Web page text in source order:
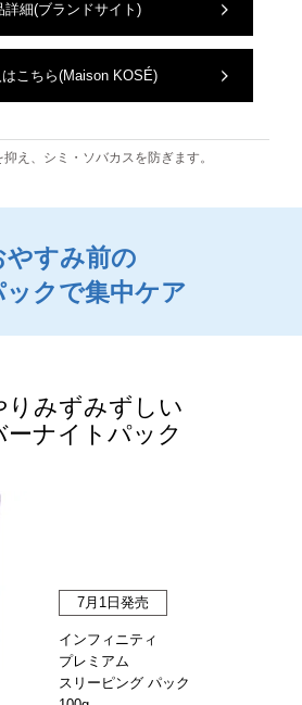
詳細(ブランドサイト)
こちら(Maison KOSÉ)
え、シミ・ソバカスを防ぎます。
やすみ前の
ックで集中ケア
りみずみずしい
ーナイトパック
7月1日発売
インフィニティ
プレミアム
スリーピング パック